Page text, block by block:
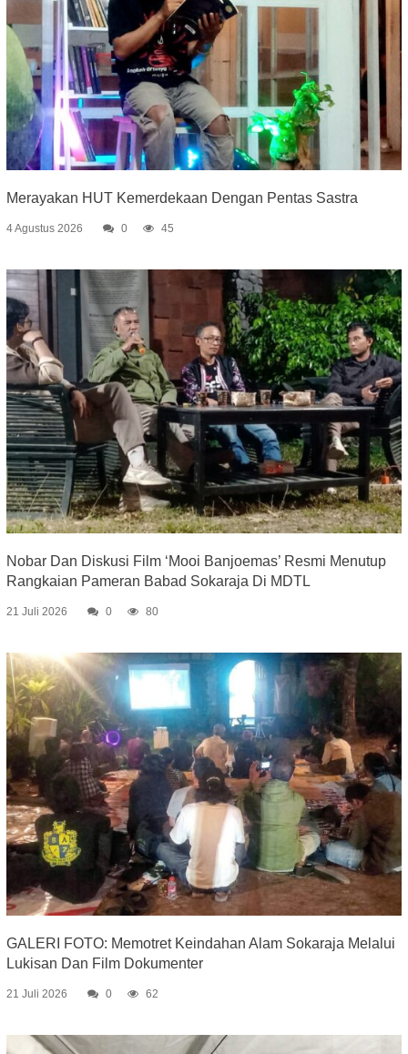
Merayakan HUT Kemerdekaan Dengan Pentas Sastra
4 Agustus 2026 0 45
Nobar Dan Diskusi Film ‘Mooi Banjoemas’ Resmi Menutup
Rangkaian Pameran Babad Sokaraja Di MDTL
21 Juli 2026 0 80
GALERI FOTO: Memotret Keindahan Alam Sokaraja Melalui
Lukisan Dan Film Dokumenter
21 Juli 2026 0 62